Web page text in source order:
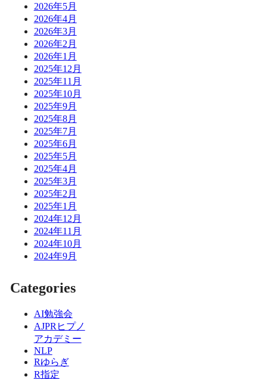
2026年5月
2026年4月
2026年3月
2026年2月
2026年1月
2025年12月
2025年11月
2025年10月
2025年9月
2025年8月
2025年7月
2025年6月
2025年5月
2025年4月
2025年3月
2025年2月
2025年1月
2024年12月
2024年11月
2024年10月
2024年9月
Categories
AI勉強会
AJPRヒプノ
アカデミー
NLP
Rゆらぎ
R指定